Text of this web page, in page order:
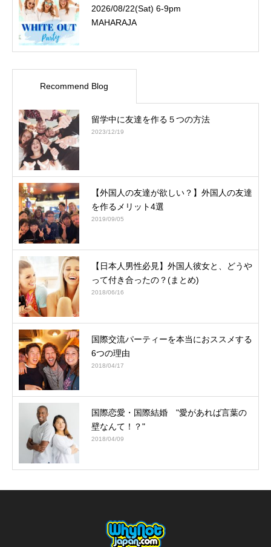
2026/08/22(Sat) 6-9pm
MAHARAJA
Recommend Blog
留学中に友達を作る５つの方法
2023/12/19
【外国人の友達が欲しい？】外国人の友達
を作るメリット4選
2019/09/05
【日本人男性必見】外国人彼女と、どうや
って付き合ったの？(まとめ)
2018/06/16
国際交流パーティーを本当におススメする
6つの理由
2018/04/17
国際恋愛・国際結婚 "愛があれば言葉の
壁なんて！？"
2018/04/09